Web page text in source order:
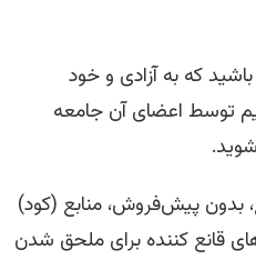
که به آزادی و خود
توسط اعضای آن جامعه
بدون پیش‌فروش، منابع (کود)
قانع کننده برای ملحق شدن